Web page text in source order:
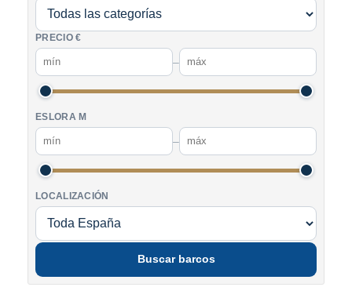
PRECIO €
–
ESLORA M
–
LOCALIZACIÓN
Buscar barcos